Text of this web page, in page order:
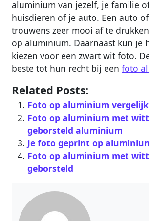
aluminium van jezelf, je familie
huisdieren of je auto. Een auto
trouwens zeer mooi af te
op aluminium. Daarnaast kun je
kiezen voor een zwart wit foto.
beste tot hun recht bij een foto
Related Posts:
Foto op aluminium
Foto op aluminium met
geborsteld aluminium
Je foto geprint op
Foto op aluminium met
geborsteld